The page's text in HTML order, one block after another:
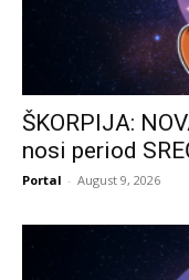
ŠKORPIJA:
nosi period
Portal - August 9, 2026